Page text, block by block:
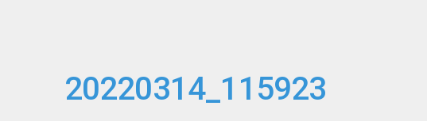
20220314_115923